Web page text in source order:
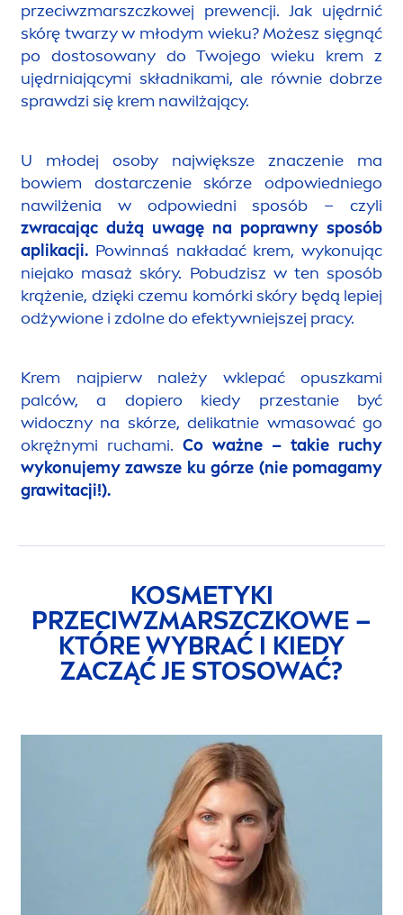
przeciwzmarszczkowej prewencji. Jak ujędrnić
skórę twarzy w młodym wieku? Możesz sięgnąć
po dostosowany do Twojego wieku krem z
ujędrniającymi składnikami, ale równie dobrze
sprawdzi się krem nawilżający.
U młodej osoby największe znaczenie ma
bowiem dostarczenie skórze odpowiedniego
nawilżenia w odpowiedni sposób – czyli
zwracając dużą uwagę na poprawny sposób
aplikacji. Powinnaś nakładać krem, wykonując
niejako masaż skóry. Pobudzisz w ten sposób
krążenie, dzięki czemu komórki skóry będą lepiej
odżywione i zdolne do efektywniejszej pracy.
Krem najpierw należy wklepać opuszkami
palców, a dopiero kiedy przestanie być
widoczny na skórze, delikatnie wmasować go
okrężnymi ruchami. Co ważne – takie ruchy
wykonujemy zawsze ku górze (nie pomagamy
grawitacji!).
KOSMETYKI
PRZECIWZMARSZCZKOWE –
KTÓRE WYBRAĆ I KIEDY
ZACZĄĆ JE STOSOWAĆ?